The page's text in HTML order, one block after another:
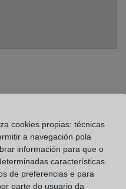
a 17:00 horas
09:00 a 14:00 horas
de 09:00 a 14:00
cookies propias: técnicas
a navegación pola
información para que o
características.
de preferencias e para
parte do usuario da